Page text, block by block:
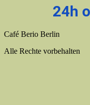
24h
Café Berio Berlin
Alle Rechte vorbehalten